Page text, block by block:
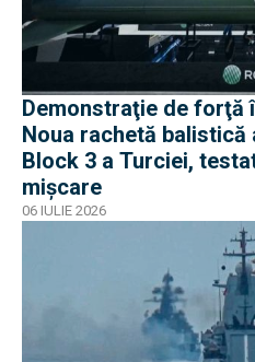
Demonstraţie de forţă
Noua rachetă balistică
Block 3 a Turciei,
mișcare
06 IULIE 2026